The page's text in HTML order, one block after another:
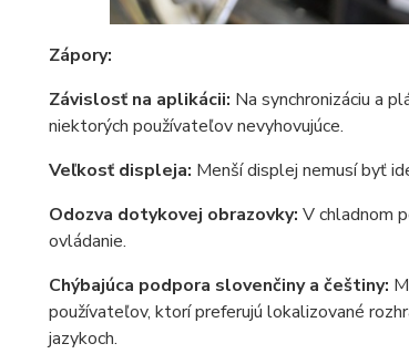
Zápory:
Závislosť na aplikácii: Na synchronizáciu a
niektorých používateľov nevyhovujúce.
Veľkosť displeja: Menší displej nemusí byť
Odozva dotykovej obrazovky: V chladnom
ovládanie.
Chýbajúca podpora slovenčiny a češtiny:
používateľov, ktorí preferujú lokalizované
jazykoch.